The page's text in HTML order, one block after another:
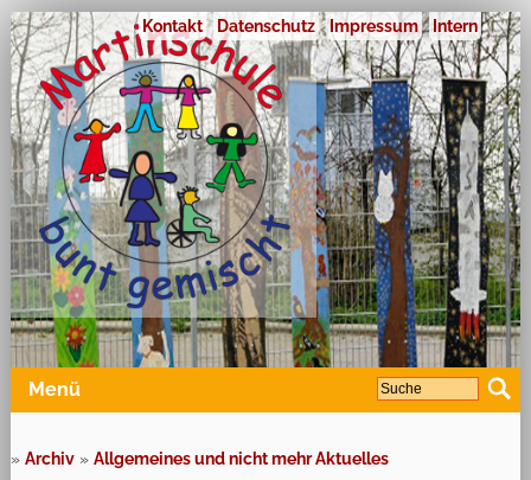
Kontakt Datenschutz Impressum Intern
Menü
» Archiv» Allgemeines und nicht mehr Aktuelles